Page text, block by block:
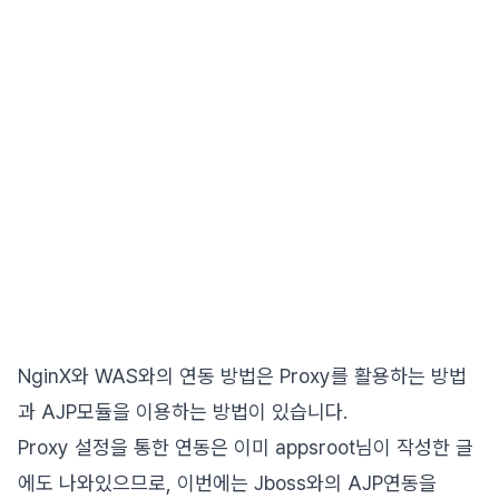
NginX와 WAS와의 연동 방법은 Proxy를 활용하는 방법
과 AJP모듈을 이용하는 방법이 있습니다.
Proxy 설정을 통한 연동은 이미 appsroot님이 작성한 글
에도 나와있으므로, 이번에는 Jboss와의 AJP연동을